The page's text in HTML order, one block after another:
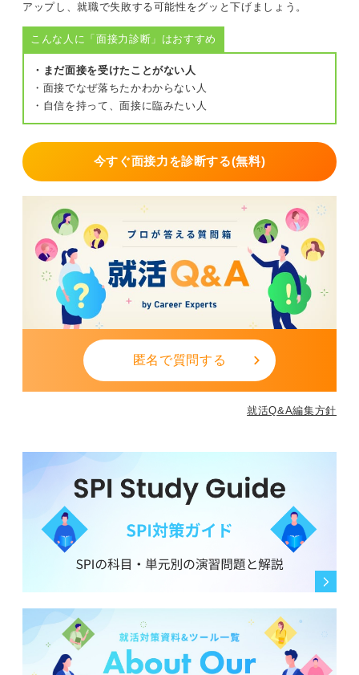
0
アップし、就職で失敗する可能性をグッと下げましょう。
こんな人に「面接力診断」はおすすめ
・まだ面接を受けたことがない人
・面接でなぜ落ちたかわからない人
・自信を持って、面接に臨みたい人
今すぐ面接力を診断する(無料)
匿名で質問する
就活Q&A編集方針